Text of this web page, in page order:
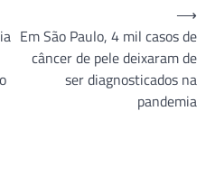
Em São Paulo, 4 mil casos de
câncer de pele deixaram de
ser diagnosticados na
pandemia
⟶